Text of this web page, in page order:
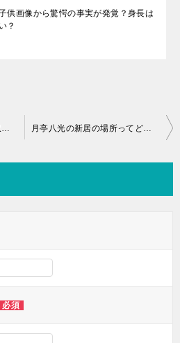
供画像から驚愕の事実が発覚？身長は
？
板東英二の現在の仕事や年収で今後消えたあとの生活とは？ 月亭八光の新居の場所ってどこなの？嫁のSHINOや子供達の画像から
必須